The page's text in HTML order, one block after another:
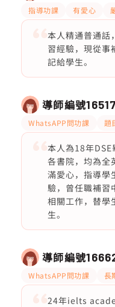
指導功課 有愛心
本人精通普通話
習經驗，現從事
記給學生。
導師編號
WhatsAPP問功課 題
本人為18年
各書院，均為全
滿愛心，指導學
驗，曾任職補習
相關工作，替學
生。
導師編號
WhatsAPP問功課 長
24年ielts